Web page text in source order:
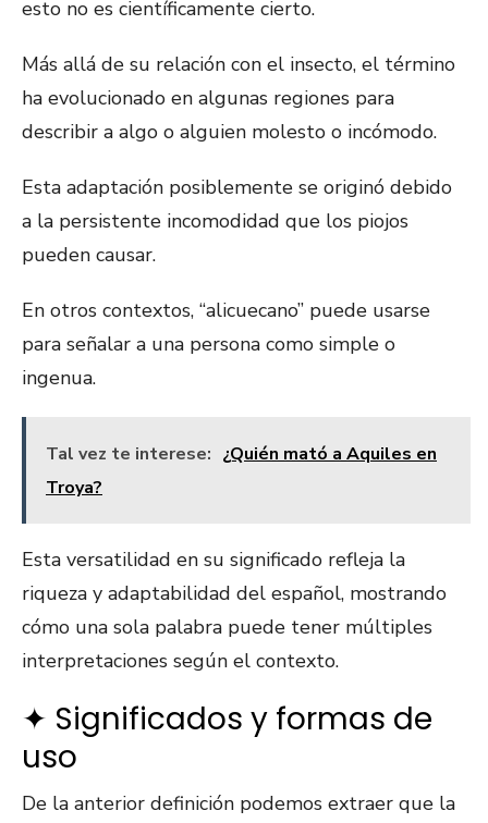
esto no es científicamente cierto.
Más allá de su relación con el insecto, el término
ha evolucionado en algunas regiones para
describir a algo o alguien molesto o incómodo.
Esta adaptación posiblemente se originó debido
a la persistente incomodidad que los piojos
pueden causar.
En otros contextos, “alicuecano” puede usarse
para señalar a una persona como simple o
ingenua.
Tal vez te interese: ¿Quién mató a Aquiles en
Troya?
Esta versatilidad en su significado refleja la
riqueza y adaptabilidad del español, mostrando
cómo una sola palabra puede tener múltiples
interpretaciones según el contexto.
✦ Significados y formas de
uso
De la anterior definición podemos extraer que la